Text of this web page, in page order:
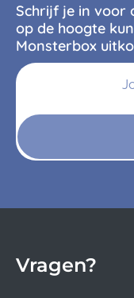
Schrijf je in voor
op de hoogte
Monsterbox
Vragen?